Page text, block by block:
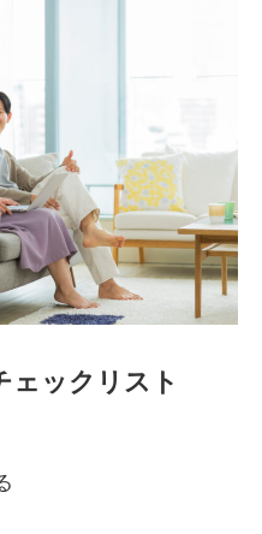
ェックリスト